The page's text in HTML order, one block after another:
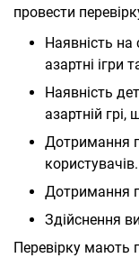
провести
Наявність на
азартні ігри
Наявність
азартній грі,
Дотримання
користувачів.
Дотримання
Здійснення
Перевірку мають